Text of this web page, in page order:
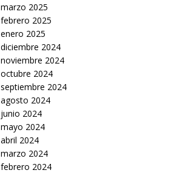
marzo 2025
febrero 2025
enero 2025
diciembre 2024
noviembre 2024
octubre 2024
septiembre 2024
agosto 2024
junio 2024
mayo 2024
abril 2024
marzo 2024
febrero 2024